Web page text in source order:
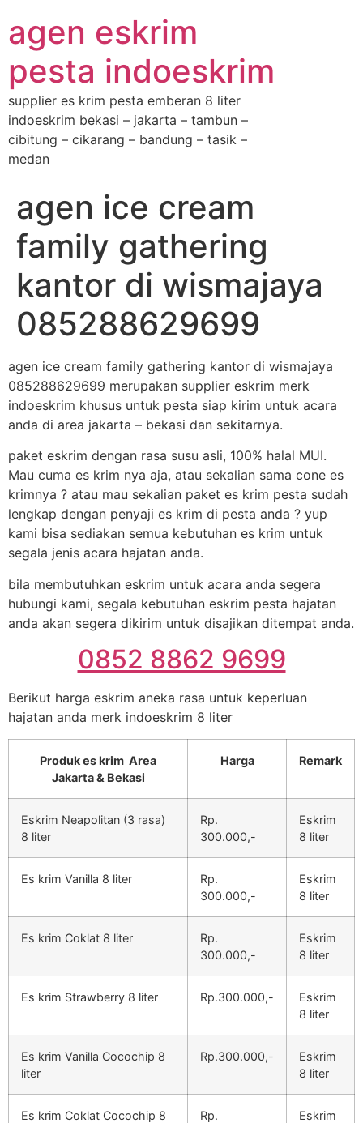
agen eskrim
pesta indoeskrim
supplier es krim pesta emberan 8 liter
indoeskrim bekasi – jakarta – tambun –
cibitung – cikarang – bandung – tasik –
medan
agen ice cream
family gathering
kantor di wismajaya
085288629699
agen ice cream family gathering kantor di wismajaya
085288629699 merupakan supplier eskrim merk
indoeskrim khusus untuk pesta siap kirim untuk acara
anda di area jakarta – bekasi dan sekitarnya.
paket eskrim dengan rasa susu asli, 100% halal MUI.
Mau cuma es krim nya aja, atau sekalian sama cone es
krimnya ? atau mau sekalian paket es krim pesta sudah
lengkap dengan penyaji es krim di pesta anda ? yup
kami bisa sediakan semua kebutuhan es krim untuk
segala jenis acara hajatan anda.
bila membutuhkan eskrim untuk acara anda segera
hubungi kami, segala kebutuhan eskrim pesta hajatan
anda akan segera dikirim untuk disajikan ditempat anda.
0852 8862 9699
Berikut harga eskrim aneka rasa untuk keperluan
hajatan anda merk indoeskrim 8 liter
Produk es krim Area
Jakarta & Bekasi
Harga Remark
Eskrim Neapolitan (3 rasa)
8 liter
Rp.
300.000,-
Eskrim
8 liter
Es krim Vanilla 8 liter
Rp.
300.000,-
Eskrim
8 liter
Es krim Coklat 8 liter
Rp.
300.000,-
Eskrim
8 liter
Es krim Strawberry 8 liter Rp.300.000,-
Eskrim
8 liter
Es krim Vanilla Cocochip 8
liter
Rp.300.000,-
Eskrim
8 liter
Es krim Coklat Cocochip 8
Rp.
Eskrim